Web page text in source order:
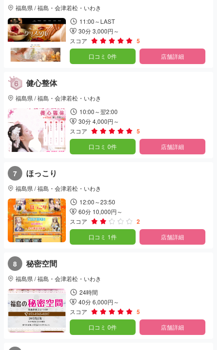
福島県 / 福島・会津若松・いわき
11:00～LAST
30分 3,000円～
スコア
5
口コミ 0件 店舗詳細
健心整体
福島県 / 福島・会津若松・いわき
10:00～翌2:00
30分 4,000円～
スコア
5
口コミ 0件 店舗詳細
7 ほっこり
福島県 / 福島・会津若松・いわき
12:00～23:50
60分 10,000円～
スコア
2
口コミ 1件 店舗詳細
8 秘密空間
福島県 / 福島・会津若松・いわき
24時間
40分 6,000円～
スコア
5
口コミ 0件 店舗詳細